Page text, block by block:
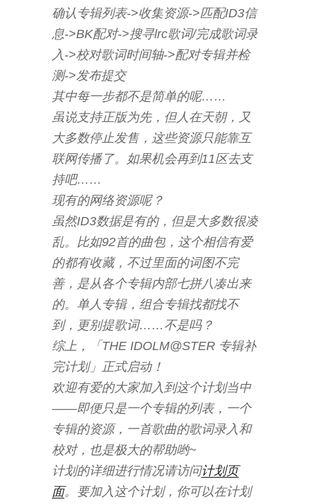
确认专辑列表->收集资源->匹配ID3信
息->BK配对->搜寻lrc歌词/完成歌词录
入->校对歌词时间轴->配对专辑并检
测->发布提交
其中每一步都不是简单的呢……
虽说支持正版为先，但人在天朝，又
大多数停止发售，这些资源只能靠互
联网传播了。如果机会再到11区去支
持吧……
现有的网络资源呢？
虽然ID3数据是有的，但是大多数很凌
乱。比如92首的曲包，这个相信有爱
的都有收藏，不过里面的词图不完
善，是从各个专辑内部七拼八凑出来
的。单人专辑，组合专辑找都找不
到，更别提歌词……不是吗？
综上，「THE IDOLM@STER 专辑补
完计划」正式启动！
欢迎有爱的大家加入到这个计划当中
——即便只是一个专辑的列表，一个
专辑的资源，一首歌曲的歌词录入和
校对，也是极大的帮助哟~
计划的详细进行情况请访问计划页
面。要加入这个计划，你可以在计划